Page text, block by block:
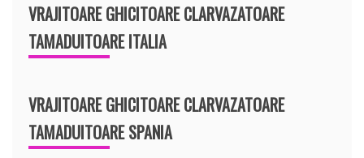
VRAJITOARE GHICITOARE CLARVAZATOARE
TAMADUITOARE ITALIA
VRAJITOARE GHICITOARE CLARVAZATOARE
TAMADUITOARE SPANIA